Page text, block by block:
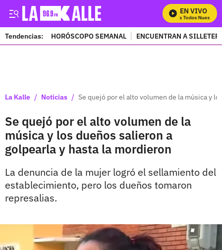
EN VIVO
Mira Todos Nuestros
Tendencias: HORÓSCOPO SEMANAL ENCUENTRAN A
La Kalle / Noticias / Se quejó por el alto volumen de la música y
Se quejó por el alto volumen de la
música y los dueños salieron a
golpearla y hasta la mordieron
La denuncia de la mujer logró el sellamiento del
establecimiento, pero los dueños tomaron
represalias.